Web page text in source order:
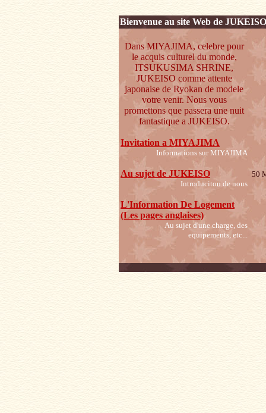
Bienvenue au site Web de JUKEISO
Dans MIYAJIMA, celebre pour
le acquis culturel du monde,
ITSUKUSIMA SHRINE,
JUKEISO comme attente
japonaise de Ryokan de modele
votre venir. Nous vous
promettons que passera une nuit
fantastique a JUKEISO.
Invitation a MIYAJIMA
Informations sur MIYAJIMA
Au sujet de JUKEISO
Introduciton de nous
L'Information De Logement
(Les pages anglaises)
Au sujet d'une charge, des
equipements, etc...
50